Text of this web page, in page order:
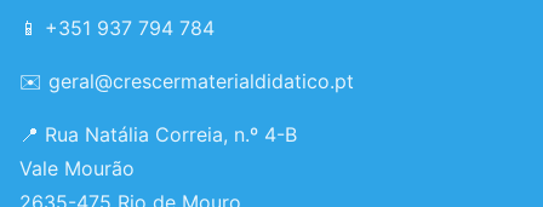
📱 +351 937 794 784
✉️ geral@crescermaterialdidatico.pt
📍 Rua Natália Correia, n.º 4-B
Vale Mourão
2635-475 Rio de Mouro